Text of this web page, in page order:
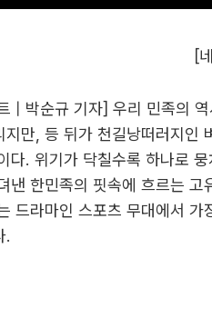
[
| 박순규 기자] 우리 민족의
지만, 등 뒤가 천길낭떠러지인
다. 위기가 닥칠수록 하나로
낸 한민족의 핏속에 흐르는
드라마인 스포츠 무대에서 가
.